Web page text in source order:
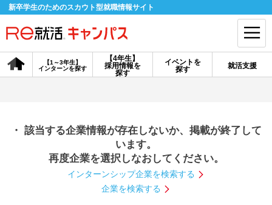
新卒学生のためのスカウト型就職情報サイト
【4年生】
採用情報を
探す
【1～3年生】
インターンを探す
イベントを
探す
就活支援
会員登録 ログイン
探す
【4年生】
説明会を探す
インターンを探す
・ 該当する企業情報が存在しないか、掲載が終了して
います。
再度企業を選択しなおしてください。
インターンシップ企業を検索する
企業を検索する